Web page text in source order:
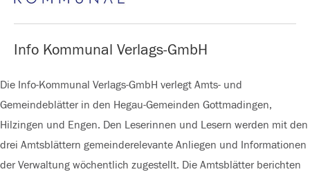
Info Kommunal Verlags-GmbH
Die Info-Kommunal Verlags-GmbH verlegt Amts- und
Gemeindeblätter in den Hegau-Gemeinden Gottmadingen,
Hilzingen und Engen. Den Leserinnen und Lesern werden mit den
drei Amtsblättern gemeinderelevante Anliegen und Informationen
der Verwaltung wöchentlich zugestellt. Die Amtsblätter berichten